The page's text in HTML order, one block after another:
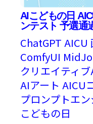
AIこどもの日
ンテスト 予選通
ChatGPT AICU
ComfyUI
クリエイティブ
AIアート AICU
プロンプトエ
こどもの日